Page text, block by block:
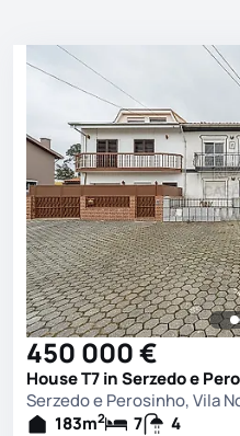
450 000 €
House T7 in Serzedo e
Serzedo e Perosinho, Vila
183m2 7 4